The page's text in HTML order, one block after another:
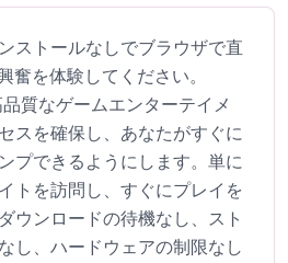
ストールなしでブラウザで直
奮を体験してください。
質なゲームエンターテイメ
スを確保し、あなたがすぐに
プできるようにします。単に
トを訪問し、すぐにプレイを
ウンロードの待機なし、スト
し、ハードウェアの制限なし